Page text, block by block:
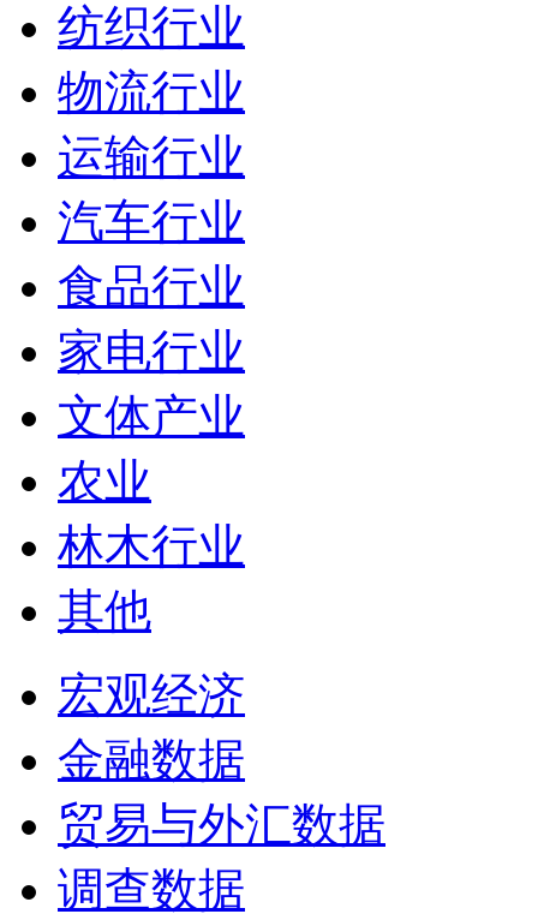
纺织行业
物流行业
运输行业
汽车行业
食品行业
家电行业
文体产业
农业
林木行业
其他
宏观经济
金融数据
贸易与外汇数据
调查数据